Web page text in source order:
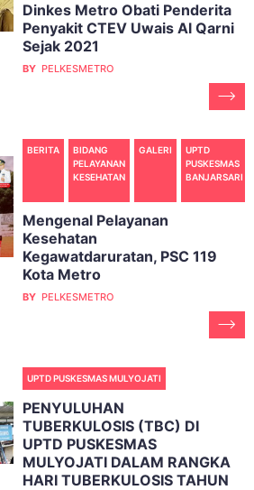
Dinkes Metro Obati Penderita
Penyakit CTEV Uwais Al Qarni
Sejak 2021
BY PELKESMETRO
BERITA
BIDANG
PELAYANAN
KESEHATAN
GALERI
UPTD
PUSKESMAS
BANJARSARI
Mengenal Pelayanan
Kesehatan
Kegawatdaruratan, PSC 119
Kota Metro
BY PELKESMETRO
UPTD PUSKESMAS MULYOJATI
PENYULUHAN
TUBERKULOSIS (TBC) DI
UPTD PUSKESMAS
MULYOJATI DALAM RANGKA
HARI TUBERKULOSIS TAHUN